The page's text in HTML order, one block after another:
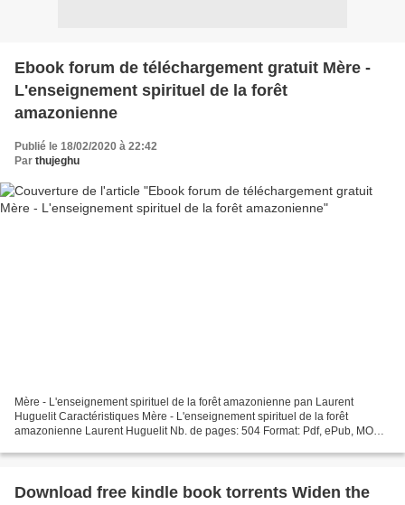
Ebook forum de téléchargement gratuit Mère -
L'enseignement spirituel de la forêt
amazonienne
Publié le 18/02/2020 à 22:42
Par thujeghu
Mère - L'enseignement spirituel de la forêt amazonienne pan Laurent
Huguelit Caractéristiques Mère - L'enseignement spirituel de la forêt
amazonienne Laurent Huguelit Nb. de pages: 504 Format: Pdf, ePub, MOBI,
Download free kindle book torrents Widen the